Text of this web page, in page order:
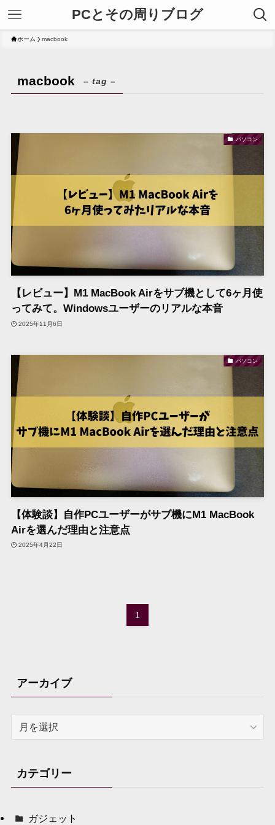
PCとその周りブログ
ホーム macbook
macbook – tag –
パソコン
【レビュー】M1 MacBook Airをサブ機として6ヶ月使
ってみて。Windowsユーザーのリアルな本音
2025年11月6日
パソコン
【体験談】自作PCユーザーがサブ機にM1 MacBook
Airを選んだ理由と注意点
2025年4月22日
1
アーカイブ
ブ
カテゴリー
ガジェット